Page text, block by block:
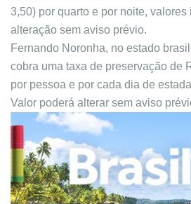
3,50) por quarto e por noite,
alteração sem aviso prévio.
Fernando Noronha, no estado
cobra uma taxa de preservação de
por pessoa e por cada dia de
Valor poderá alterar sem aviso